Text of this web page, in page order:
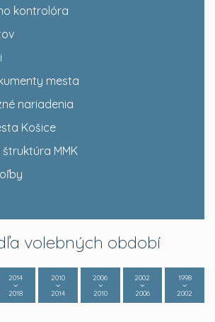
kontrolóra
mesta
nariadenia
Košice
MMK
volebných období
2014
2018
2010
2014
2006
2010
2002
2006
1998
2002